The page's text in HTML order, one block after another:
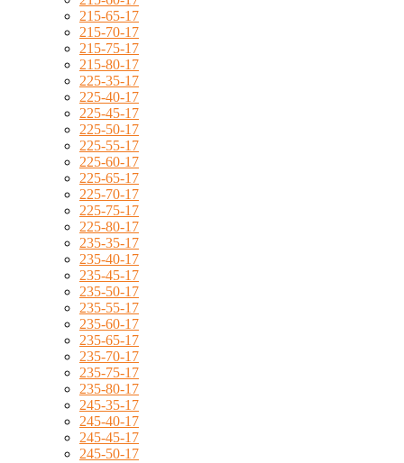
215-65-17
215-70-17
215-75-17
215-80-17
225-35-17
225-40-17
225-45-17
225-50-17
225-55-17
225-60-17
225-65-17
225-70-17
225-75-17
225-80-17
235-35-17
235-40-17
235-45-17
235-50-17
235-55-17
235-60-17
235-65-17
235-70-17
235-75-17
235-80-17
245-35-17
245-40-17
245-45-17
245-50-17